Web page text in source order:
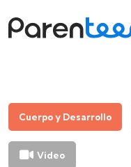
Cuerpo y Desarrollo
Video